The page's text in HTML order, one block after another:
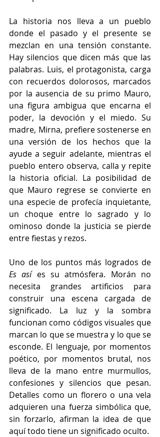
La historia nos lleva a un pueblo
donde el pasado y el presente se
mezclan en una tensión constante.
Hay silencios que dicen más que las
palabras. Luis, el protagonista, carga
con recuerdos dolorosos, marcados
por la ausencia de su primo Mauro,
una figura ambigua que encarna el
poder, la devoción y el miedo. Su
madre, Mirna, prefiere sostenerse en
una versión de los hechos que la
ayude a seguir adelante, mientras el
pueblo entero observa, calla y repite
la historia oficial. La posibilidad de
que Mauro regrese se convierte en
una especie de profecía inquietante,
un choque entre lo sagrado y lo
ominoso donde la justicia se pierde
entre fiestas y rezos.
Es así es su atmósfera. Morán no
necesita grandes artificios para
construir una escena cargada de
significado. La luz y la sombra
funcionan como códigos visuales que
marcan lo que se muestra y lo que se
esconde. El lenguaje, por momentos
poético, por momentos brutal, nos
lleva de la mano entre murmullos,
confesiones y silencios que pesan.
Detalles como un florero o una vela
adquieren una fuerza simbólica que,
sin forzarlo, afirman la idea de que
aquí todo tiene un significado oculto.